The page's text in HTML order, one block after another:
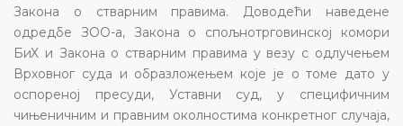
Закона о стварним правима. Доводећи наведене
одредбе ЗОО-а, Закона о спољнотрговинској комори
БиХ и Закона о стварним правима у везу с одлучењем
Врховног суда и образложењем које је о томе дато у
оспореној пресуди, Уставни суд, у специфичним
чињеничним и правним околностима конкретног случаја,